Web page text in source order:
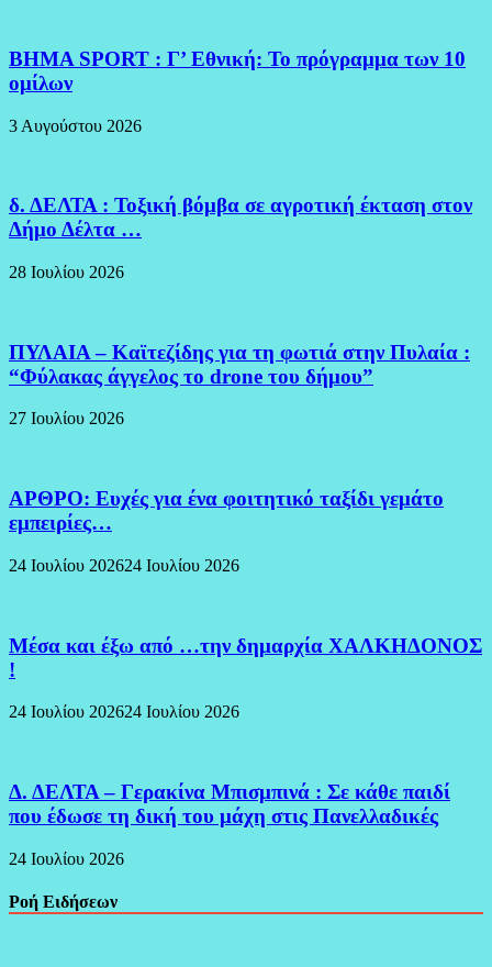
BHMA SPORT : Γ’ Εθνική: Το πρόγραμμα των 10
ομίλων
3 Αυγούστου 2026
δ. ΔΕΛΤΑ : Τοξική βόμβα σε αγροτική έκταση στον
Δήμο Δέλτα …
28 Ιουλίου 2026
ΠΥΛΑΙΑ – Καϊτεζίδης για τη φωτιά στην Πυλαία :
“Φύλακας άγγελος το drone του δήμου”
27 Ιουλίου 2026
ΑΡΘΡΟ: Ευχές για ένα φοιτητικό ταξίδι γεμάτο
εμπειρίες…
24 Ιουλίου 202624 Ιουλίου 2026
Μέσα και έξω από …την δημαρχία ΧΑΛΚΗΔΟΝΟΣ
!
24 Ιουλίου 202624 Ιουλίου 2026
Δ. ΔΕΛΤΑ – Γερακίνα Μπισμπινά : Σε κάθε παιδί
που έδωσε τη δική του μάχη στις Πανελλαδικές
24 Ιουλίου 2026
Ροή Ειδήσεων